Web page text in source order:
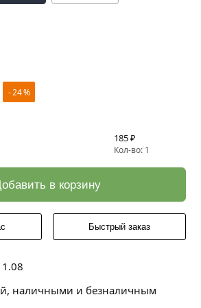
- 24 %
185 ₽
Кол-во: 1
в корзину
Быстрый заказ
наличными и безналичным